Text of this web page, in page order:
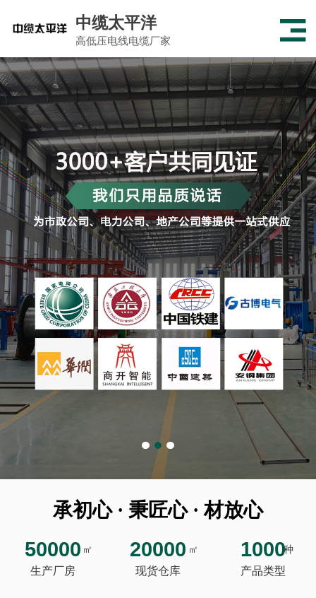
中缆太平洋
高低压电线电缆厂家
承初心 · 秉匠心 · 材放心
50000 ㎡
生产厂房
20000 ㎡
现货仓库
1000种
产品类型